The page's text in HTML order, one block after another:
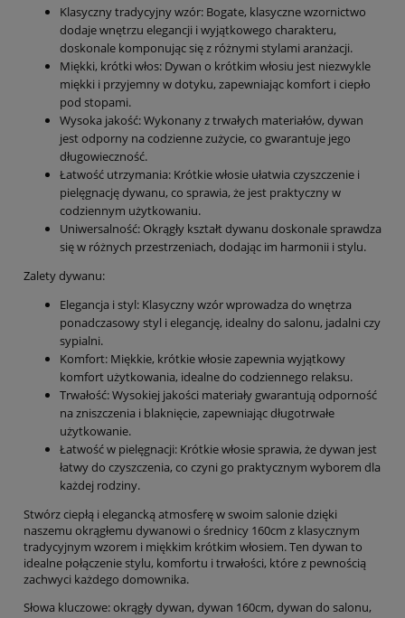
Klasyczny tradycyjny wzór: Bogate, klasyczne wzornictwo
dodaje wnętrzu elegancji i wyjątkowego charakteru,
doskonale komponując się z różnymi stylami aranżacji.
Miękki, krótki włos: Dywan o krótkim włosiu jest niezwykle
miękki i przyjemny w dotyku, zapewniając komfort i ciepło
pod stopami.
Wysoka jakość: Wykonany z trwałych materiałów, dywan
jest odporny na codzienne zużycie, co gwarantuje jego
długowieczność.
Łatwość utrzymania: Krótkie włosie ułatwia czyszczenie i
pielęgnację dywanu, co sprawia, że jest praktyczny w
codziennym użytkowaniu.
Uniwersalność: Okrągły kształt dywanu doskonale sprawdza
się w różnych przestrzeniach, dodając im harmonii i stylu.
Zalety dywanu:
Elegancja i styl: Klasyczny wzór wprowadza do wnętrza
ponadczasowy styl i elegancję, idealny do salonu, jadalni czy
sypialni.
Komfort: Miękkie, krótkie włosie zapewnia wyjątkowy
komfort użytkowania, idealne do codziennego relaksu.
Trwałość: Wysokiej jakości materiały gwarantują odporność
na zniszczenia i blaknięcie, zapewniając długotrwałe
użytkowanie.
Łatwość w pielęgnacji: Krótkie włosie sprawia, że dywan jest
łatwy do czyszczenia, co czyni go praktycznym wyborem dla
każdej rodziny.
Stwórz ciepłą i elegancką atmosferę w swoim salonie dzięki
naszemu okrągłemu dywanowi o średnicy 160cm z klasycznym
tradycyjnym wzorem i miękkim krótkim włosiem. Ten dywan to
idealne połączenie stylu, komfortu i trwałości, które z pewnością
zachwyci każdego domownika.
Słowa kluczowe: okrągły dywan, dywan 160cm, dywan do salonu,